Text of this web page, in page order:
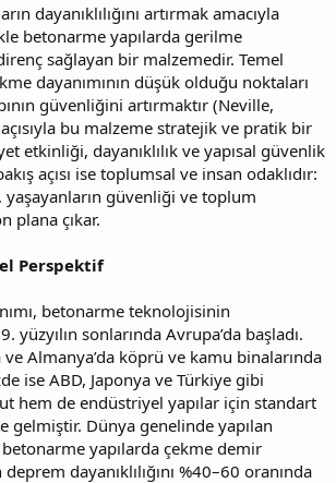
dayanıklılığını artırmak amacıyla
betonarme yapılarda gerilme
sağlayan bir malzemedir. Temel
dayanımının düşük olduğu noktaları
güvenliğini artırmaktır (Neville,
bu malzeme stratejik ve pratik bir
etkinliği, dayanıklılık ve yapısal güvenlik
açısı ise toplumsal ve insan odaklıdır:
yaşayanların güvenliği ve toplum
plana çıkar.
Perspektif
betonarme teknolojisinin
yüzyılın sonlarında Avrupa’da başladı.
Almanya’da köprü ve kamu binalarında
ise ABD, Japonya ve Türkiye gibi
hem de endüstriyel yapılar için standart
gelmiştir. Dünya genelinde yapılan
yapılarda çekme demir
deprem dayanıklılığını %40–60 oranında